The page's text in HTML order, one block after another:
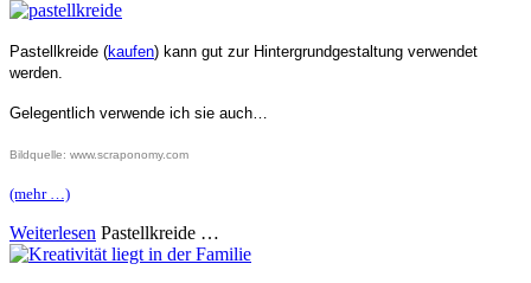
Pastellkreide (kaufen) kann gut zur Hintergrundgestaltung verwendet
werden.
Gelegentlich verwende ich sie auch…
Bildquelle: www.scraponomy.com
(mehr …)
Weiterlesen Pastellkreide …